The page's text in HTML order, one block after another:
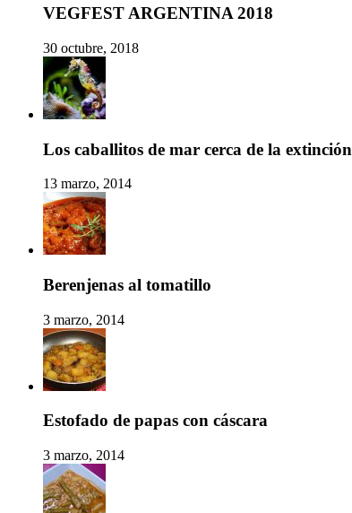
VEGFEST ARGENTINA 2018
30 octubre, 2018
Los caballitos de mar cerca de la extinción
13 marzo, 2014
Berenjenas al tomatillo
3 marzo, 2014
Estofado de papas con cáscara
3 marzo, 2014